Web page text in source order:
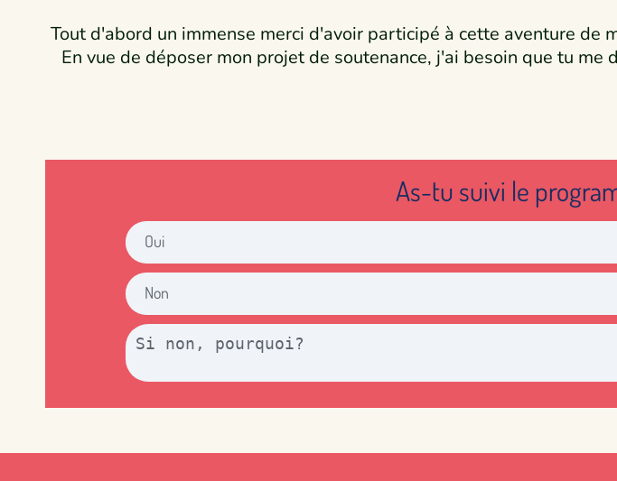
Tout d'abord un immense merci d'avoir participé à cette aventure de
En vue de déposer mon projet de soutenance, j'ai besoin que tu
As-tu suivi le
Oui
Non